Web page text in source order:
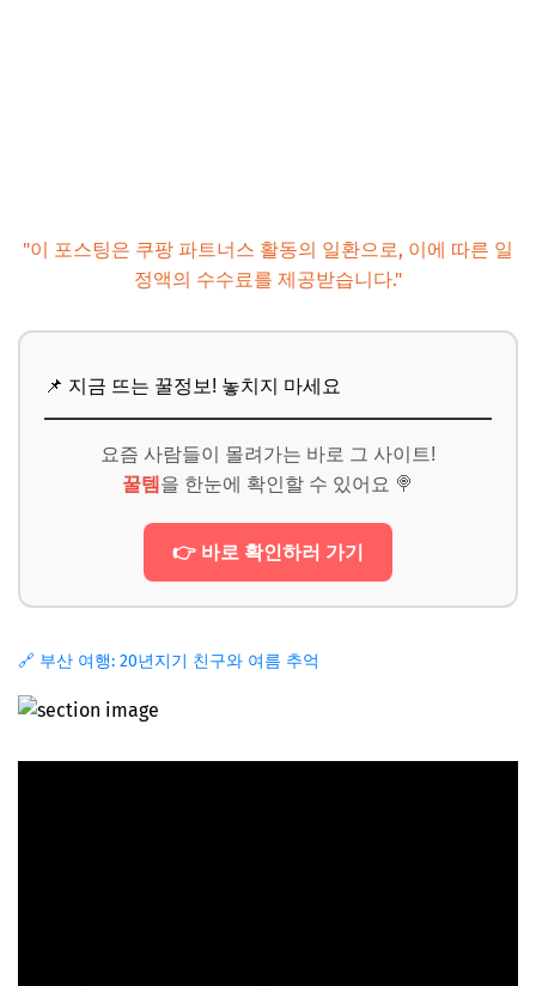
"이 포스팅은 쿠팡 파트너스 활동의 일환으로, 이에 따른 일
정액의 수수료를 제공받습니다."
📌 지금 뜨는 꿀정보! 놓치지 마세요
요즘 사람들이 몰려가는 바로 그 사이트!
꿀템 을 한눈에 확인할 수 있어요 🍭
👉 바로 확인하러 가기
🔗 부산 여행: 20년지기 친구와 여름 추억